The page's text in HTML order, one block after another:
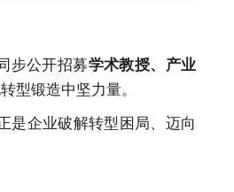
步公开招募学术教授、产业
型锻造中坚力量。
是企业破解转型困局、迈向